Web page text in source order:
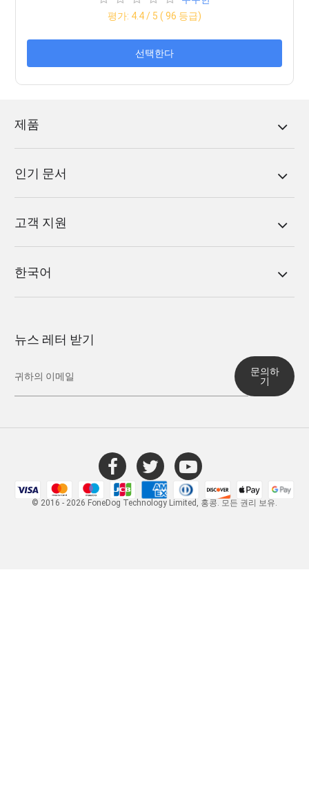
평가: 4.4/ 5 ( 96 등급)
선택한다
제품
인기 문서
고객 지원
한국어
뉴스 레터 받기
문의하
기
© 2016 - 2026 FoneDog Technology Limited, 홍콩. 모든 권리 보유.